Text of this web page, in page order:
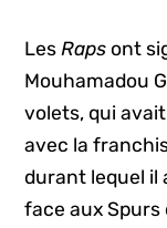
Les Raps ont
Mouhamadou
volets, qui
avec la
durant lequel il
face aux Spurs